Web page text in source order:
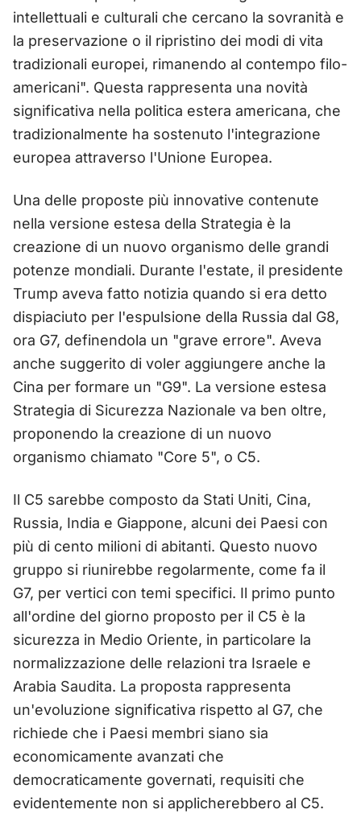
intellettuali e culturali che cercano la sovranità e
la preservazione o il ripristino dei modi di vita
tradizionali europei, rimanendo al contempo filo-
americani". Questa rappresenta una novità
significativa nella politica estera americana, che
tradizionalmente ha sostenuto l'integrazione
europea attraverso l'Unione Europea.
Una delle proposte più innovative contenute
nella versione estesa della Strategia è la
creazione di un nuovo organismo delle grandi
potenze mondiali. Durante l'estate, il presidente
Trump aveva fatto notizia quando si era detto
dispiaciuto per l'espulsione della Russia dal G8,
ora G7, definendola un "grave errore". Aveva
anche suggerito di voler aggiungere anche la
Cina per formare un "G9". La versione estesa
Strategia di Sicurezza Nazionale va ben oltre,
proponendo la creazione di un nuovo
organismo chiamato "Core 5", o C5.
Il C5 sarebbe composto da Stati Uniti, Cina,
Russia, India e Giappone, alcuni dei Paesi con
più di cento milioni di abitanti. Questo nuovo
gruppo si riunirebbe regolarmente, come fa il
G7, per vertici con temi specifici. Il primo punto
all'ordine del giorno proposto per il C5 è la
sicurezza in Medio Oriente, in particolare la
normalizzazione delle relazioni tra Israele e
Arabia Saudita. La proposta rappresenta
un'evoluzione significativa rispetto al G7, che
richiede che i Paesi membri siano sia
economicamente avanzati che
democraticamente governati, requisiti che
evidentemente non si applicherebbero al C5.